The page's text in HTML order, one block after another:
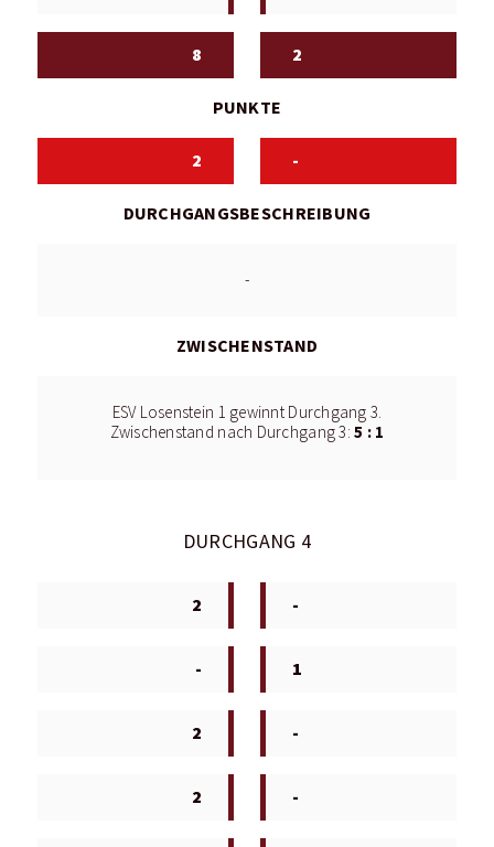
8 2
PUNKTE
2 -
DURCHGANGSBESCHREIBUNG
-
ZWISCHENSTAND
ESV Losenstein 1 gewinnt Durchgang 3.
Zwischenstand nach Durchgang 3:5 : 1
DURCHGANG 4
2 -
- 1
2 -
2 -